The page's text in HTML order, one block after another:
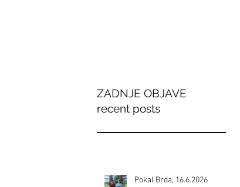
ZADNJE OBJAVE
recent posts
Pokal Brda, 16.6.2026